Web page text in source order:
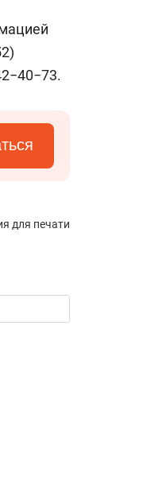
для печати